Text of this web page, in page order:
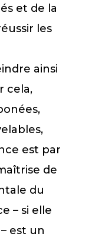
et de la
les
ainsi
cela,
est par
de
du
– si elle
est un